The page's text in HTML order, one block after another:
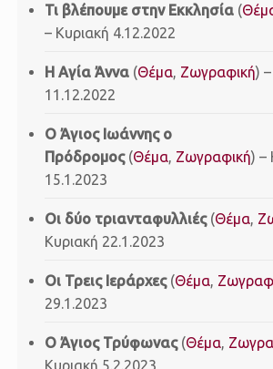
Τι βλέπουμε στην Εκκλησία (
– Κυριακή 4.12.2022
Η Αγία Άννα (Θέμα, Ζωγραφική)
11.12.2022
Ο Άγιος Ιωάννης ο
Πρόδρομος(Θέμα, Ζωγραφική) –
15.1.2023
Οι δύο τριανταφυλλιές(Θέμα,
Κυριακή 22.1.2023
Οι Τρεις Ιεράρχες(Θέμα,
29.1.2023
Ο Άγιος Τρύφωνας(Θέμα,
Κυριακή 5.2.2023